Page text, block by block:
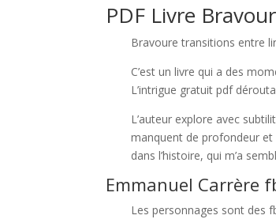
PDF Livre
Bravoure transitions entre
C’est un livre qui a des
L’intrigue gratuit pdf
L’auteur explore avec
manquent de profondeur et
dans l’histoire, qui m’a
Emmanuel Carrère
Les personnages sont des